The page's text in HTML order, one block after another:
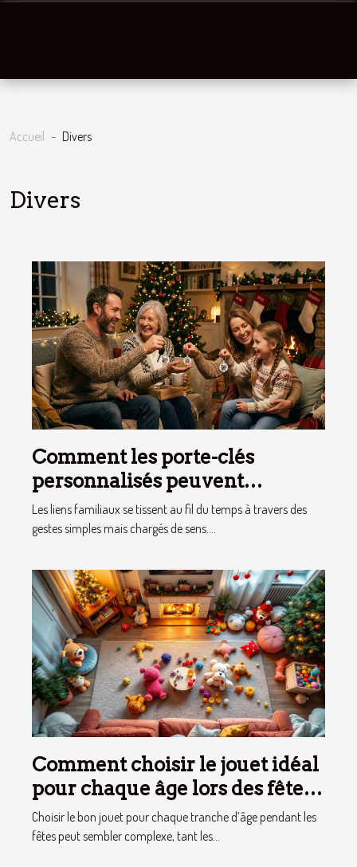
Accueil Divers
Divers
Comment les porte-clés
personnalisés peuvent
renforcer les liens familiaux ?
Les liens familiaux se tissent au fil du temps à travers des
gestes simples mais chargés de sens....
Comment choisir le jouet idéal
pour chaque âge lors des fêtes
?
Choisir le bon jouet pour chaque tranche d’âge pendant les
fêtes peut sembler complexe, tant les...